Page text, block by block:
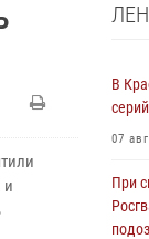
и
В
07
При